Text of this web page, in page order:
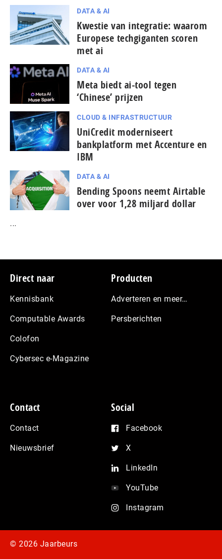
DATA & AI
Kwestie van integratie: waarom
Europese techgiganten scoren
met ai
DATA & AI
Meta biedt ai-tool tegen
‘Chinese’ prijzen
CLOUD & INFRASTRUCTUUR
UniCredit moderniseert
bankplatform met Accenture en
IBM
DATA & AI
Bending Spoons neemt Airtable
over voor 1,28 miljard dollar
...
Footer
Direct naar
Kennisbank
Computable Awards
Colofon
Cybersec e-Magazine
Producten
Adverteren en meer…
Persberichten
Contact
Contact
Nieuwsbrief
Social
Facebook
X
LinkedIn
YouTube
Instagram
© 2026 Jaarbeurs